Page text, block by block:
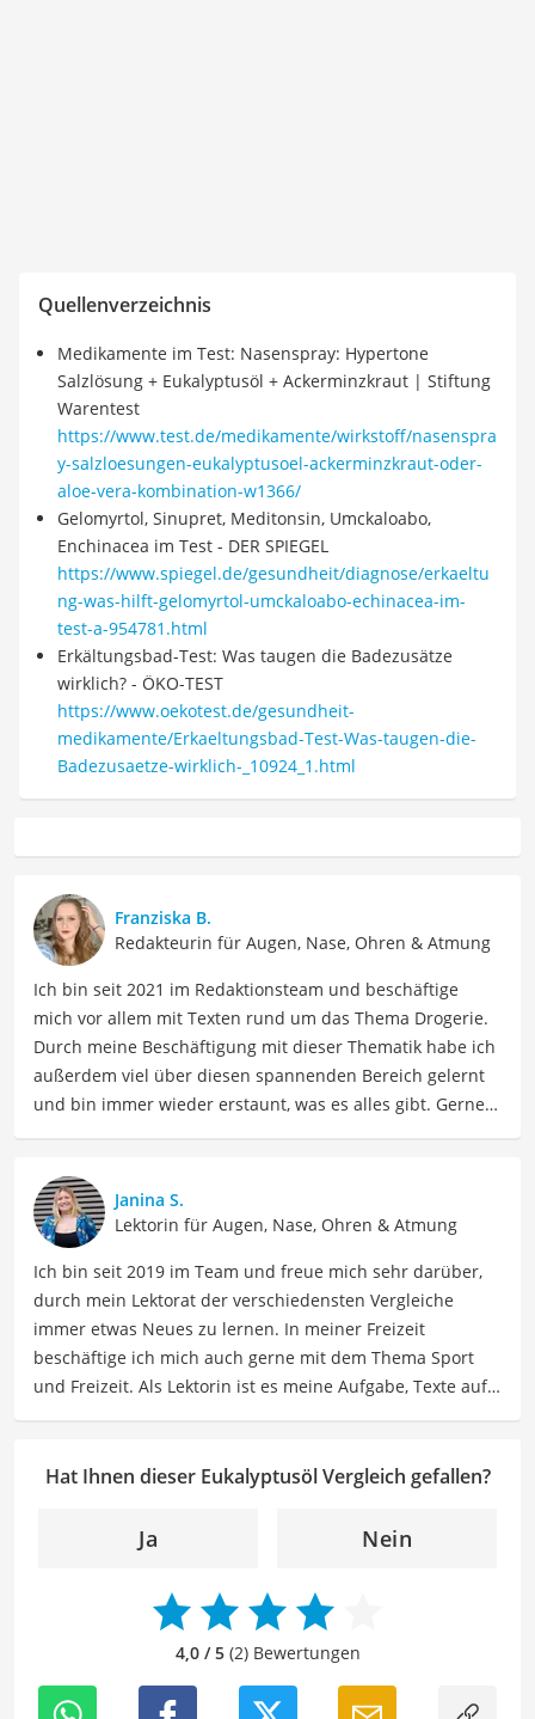
Quellenverzeichnis
Medikamente im Test: Nasenspray: Hypertone
Salzlösung + Eukalyptusöl + Ackerminzkraut | Stiftung
Warentest
https://www.test.de/medikamente/wirkstoff/nasenspra
y-salzloesungen-eukalyptusoel-ackerminzkraut-oder-
aloe-vera-kombination-w1366/
Gelomyrtol, Sinupret, Meditonsin, Umckaloabo,
Enchinacea im Test - DER SPIEGEL
https://www.spiegel.de/gesundheit/diagnose/erkaeltu
ng-was-hilft-gelomyrtol-umckaloabo-echinacea-im-
test-a-954781.html
Erkältungsbad-Test: Was taugen die Badezusätze
wirklich? - ÖKO-TEST
https://www.oekotest.de/gesundheit-
medikamente/Erkaeltungsbad-Test-Was-taugen-die-
Badezusaetze-wirklich-_10924_1.html
Franziska B.
Redakteurin für Augen, Nase, Ohren & Atmung
Ich bin seit 2021 im Redaktionsteam und beschäftige
mich vor allem mit Texten rund um das Thema Drogerie.
Durch meine Beschäftigung mit dieser Thematik habe ich
außerdem viel über diesen spannenden Bereich gelernt
und bin immer wieder erstaunt, was es alles gibt. Gerne
über Beauty- sowie Pflegeprodukte, Gesundheitsartikel,
Haushaltswaren und vieles mehr. Meine Beiträge
umfassen Produktvergleiche, Tipps, Trends und
Empfehlungen, um Lesern dabei zu helfen, die besten
Produkte für ihre Bedürfnisse zu finden sowie sowohl ihre
Schönheits- als auch Pflegeroutine zu optimieren.
Der Eukalyptusöl-Vergleich ist aus unserer Sicht
besonders empfehlenswert fürAtemwegserkrankteund
Janina S.
Lektorin für Augen, Nase, Ohren & Atmung
Ich bin seit 2019 im Team und freue mich sehr darüber,
durch mein Lektorat der verschiedensten Vergleiche
immer etwas Neues zu lernen. In meiner Freizeit
beschäftige ich mich auch gerne mit dem Thema Sport
und Freizeit. Als Lektorin ist es meine Aufgabe, Texte auf
Autoren dabei zu helfen, ihre Botschaften klar und
das geschriebene Wort und meine breitgefächerten
Interessen, bringe ich frische Perspektiven sowie neue
Ideen in den Lektoratsprozess ein, um sicherzustellen,
dass die Texte sowohl qualitativ hochwertig als auch
ansprechend sind.
Hat Ihnen dieser Eukalyptusöl Vergleich gefallen?
Ja Nein
4,0 / 5(2) Bewertungen